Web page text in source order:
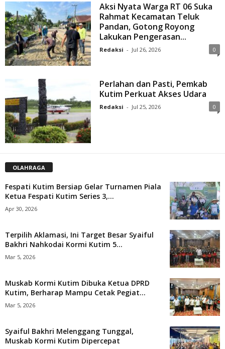
Aksi Nyata Warga RT 06 Suka
Rahmat Kecamatan Teluk
Pandan, Gotong Royong
Lakukan Pengerasan...
Redaksi - Jul 26, 2026 0
Perlahan dan Pasti, Pemkab
Kutim Perkuat Akses Udara
Redaksi - Jul 25, 2026 0
OLAHRAGA
Fespati Kutim Bersiap Gelar Turnamen Piala
Ketua Fespati Kutim Series 3,...
Apr 30, 2026
Terpilih Aklamasi, Ini Target Besar Syaiful
Bakhri Nahkodai Kormi Kutim 5...
Mar 5, 2026
Muskab Kormi Kutim Dibuka Ketua DPRD
Kutim, Berharap Mampu Cetak Pegiat...
Mar 5, 2026
Syaiful Bakhri Melenggang Tunggal,
Muskab Kormi Kutim Dipercepat